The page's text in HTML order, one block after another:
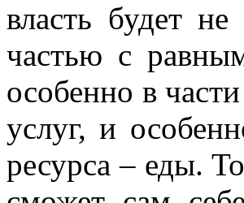
власть будет
частью с
особенно в
услуг, и
ресурса – еды.